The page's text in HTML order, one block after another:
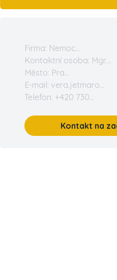
Firma: Nemoc...
Kontaktní osoba: Mgr....
Město: Pra...
E-mail: vera.jetmaro...
Telefon: +420 730...
Kontakt na